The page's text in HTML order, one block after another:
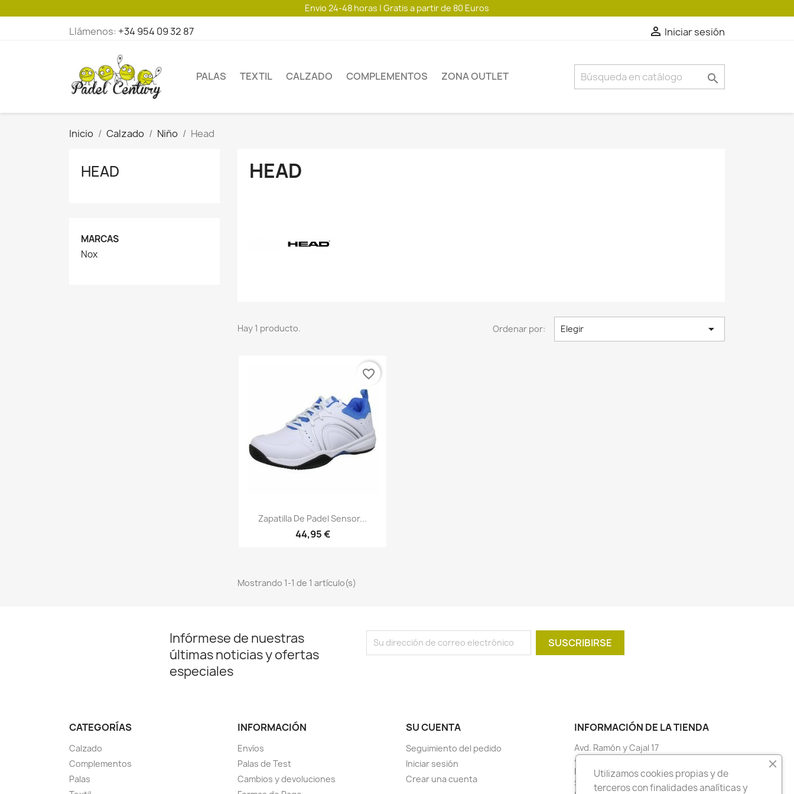
Envio 24-48 horas | Gratis a partir de 80 Euros
Llámenos: +34 954 09 32 87  Iniciar sesión
PALAS TEXTIL CALZADO COMPLEMENTOS ZONA OUTLET 
Inicio Calzado Niño Head
HEAD
MARCAS
Nox
HEAD
Hay 1 producto. Ordenar por: Elegir 
Vista rápida
Zapatilla De Padel Sensor...
44,95 €
favorite_border
Mostrando 1-1 de 1 artículo(s)
Infórmese de nuestras
últimas noticias y ofertas
especiales
CATEGORÍAS
Calzado
Complementos
Palas
INFORMACIÓN
Envíos
Palas de Test
Cambios y devoluciones
SU CUENTA
Seguimiento del pedido
Iniciar sesión
Crear una cuenta
INFORMACIÓN DE LA TIENDA
Avd. Ramón y Cajal 17
41005 Sevilla
España
Sevilla
Utilizamos cookies propias y de
terceros con finalidades analíticas y